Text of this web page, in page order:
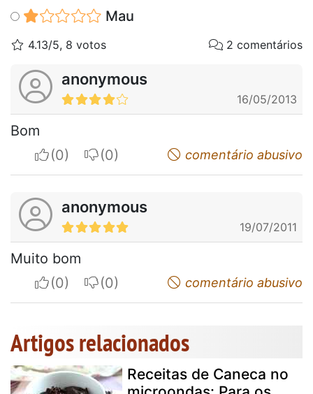
Mau
4.13/5, 8 votos 2 comentários
anonymous
16/05/2013
Bom
I apreciateI do not appreciatecomentário abusivo
anonymous
19/07/2011
Muito bom
I apreciateI do not appreciatecomentário abusivo
Artigos relacionados
Receitas de Caneca no